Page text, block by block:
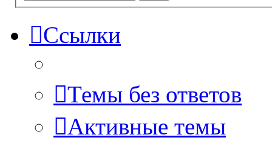
Ссылки
Темы без ответов
Активные темы